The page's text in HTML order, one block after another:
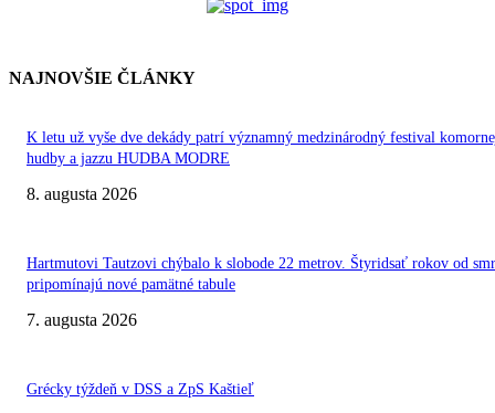
NAJNOVŠIE ČLÁNKY
K letu už vyše dve dekády patrí významný medzinárodný festival
hudby a jazzu HUDBA MODRE
8. augusta 2026
Hartmutovi Tautzovi chýbalo k slobode 22 metrov. Štyridsať rokov od
pripomínajú nové pamätné tabule
7. augusta 2026
Grécky týždeň v DSS a ZpS Kaštieľ